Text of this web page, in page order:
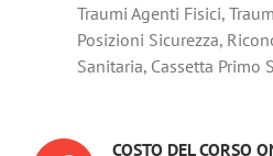
Traumi Agenti Fisici,
Posizioni Sicurezza,
Sanitaria, Cassetta Primo
COSTO DEL CORSO